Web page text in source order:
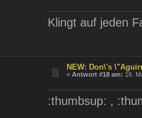
Klingt auf jeden
NEW: Don\'s
«Antwort #18 am: 16.
:thumbsup: ,